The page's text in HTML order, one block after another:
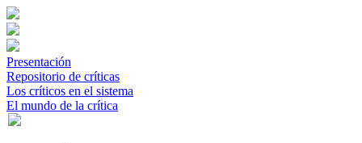
Presentación
Repositorio de críticas
Los críticos en el sistema
El mundo de la crítica